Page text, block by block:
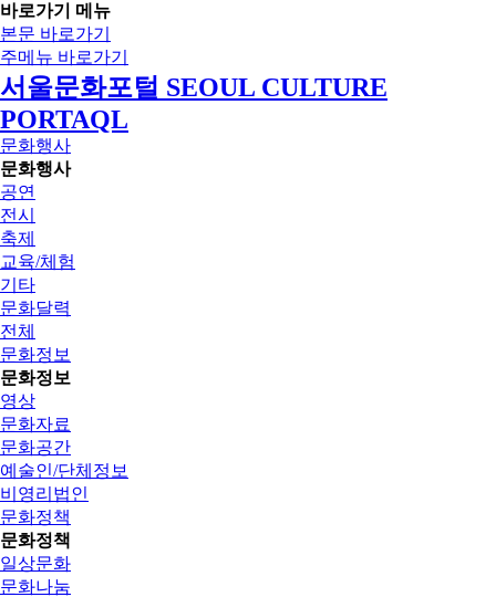
바로가기 메뉴
본문 바로가기
주메뉴 바로가기
서울문화포털 SEOUL CULTURE
PORTAQL
문화행사
문화행사
공연
전시
축제
교육/체험
기타
문화달력
전체
문화정보
문화정보
영상
문화자료
문화공간
예술인/단체정보
비영리법인
문화정책
문화정책
일상문화
문화나눔